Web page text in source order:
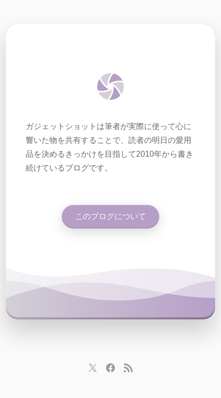
ガジェットショットは筆者が実際に使って心に
響いた物を共有することで、読者の明日の愛用
品を決めるきっかけを目指して2010年から書き
続けているブログです。
このブログについて